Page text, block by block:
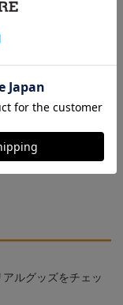
ンなどの仕様が予
ルグッズをチェッ